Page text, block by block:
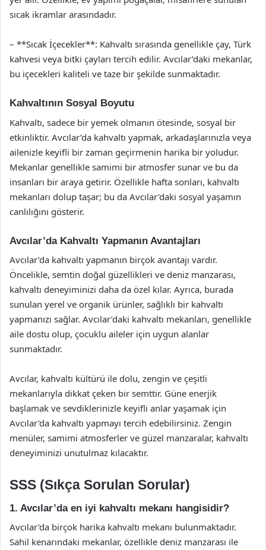
sıcak ikramlar arasındadır.
– **Sıcak İçecekler**: Kahvaltı sırasında genellikle çay, Türk
kahvesi veya bitki çayları tercih edilir. Avcılar’daki mekanlar,
bu içecekleri kaliteli ve taze bir şekilde sunmaktadır.
Kahvaltının Sosyal Boyutu
Kahvaltı, sadece bir yemek olmanın ötesinde, sosyal bir
etkinliktir. Avcılar’da kahvaltı yapmak, arkadaşlarınızla veya
ailenizle keyifli bir zaman geçirmenin harika bir yoludur.
Mekanlar genellikle samimi bir atmosfer sunar ve bu da
insanları bir araya getirir. Özellikle hafta sonları, kahvaltı
mekanları dolup taşar; bu da Avcılar’daki sosyal yaşamın
canlılığını gösterir.
Avcılar’da Kahvaltı Yapmanın Avantajları
Avcılar’da kahvaltı yapmanın birçok avantajı vardır.
Öncelikle, semtin doğal güzellikleri ve deniz manzarası,
kahvaltı deneyiminizi daha da özel kılar. Ayrıca, burada
sunulan yerel ve organik ürünler, sağlıklı bir kahvaltı
yapmanızı sağlar. Avcılar’daki kahvaltı mekanları, genellikle
aile dostu olup, çocuklu aileler için uygun alanlar
sunmaktadır.
Avcılar, kahvaltı kültürü ile dolu, zengin ve çeşitli
mekanlarıyla dikkat çeken bir semttir. Güne enerjik
başlamak ve sevdiklerinizle keyifli anlar yaşamak için
Avcılar’da kahvaltı yapmayı tercih edebilirsiniz. Zengin
menüler, samimi atmosferler ve güzel manzaralar, kahvaltı
deneyiminizi unutulmaz kılacaktır.
SSS (Sıkça Sorulan Sorular)
1. Avcılar’da en iyi kahvaltı mekanı hangisidir?
Avcılar’da birçok harika kahvaltı mekanı bulunmaktadır.
Sahil kenarındaki mekanlar, özellikle deniz manzarası ile